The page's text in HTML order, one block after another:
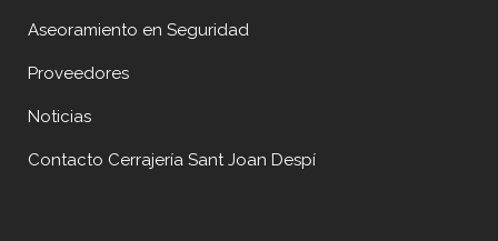
Aseoramiento en Seguridad
Proveedores
Noticias
Contacto Cerrajería Sant Joan Despí